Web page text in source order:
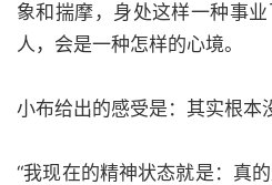
象和揣摩，身处这样一种事
人，会是一种怎样的心境。
小布给出的感受是：其实根本
“我现在的精神状态就是：真